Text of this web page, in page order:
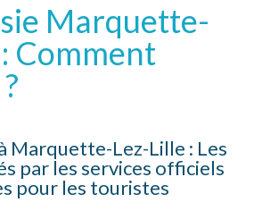
Marquette-
Comment
Marquette-Lez-Lille : Les
par les services officiels
pour les touristes